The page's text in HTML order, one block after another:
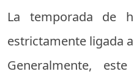
La temporada de
estrictamente ligada
Generalmente,